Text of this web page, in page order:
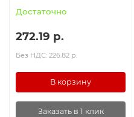
Алюминиевые профили
Вакуумные компоненты
Станочные приспособления
Достаточно
272.19 р.
Без НДС: 226.82 р.
В корзину
Заказать в 1 клик